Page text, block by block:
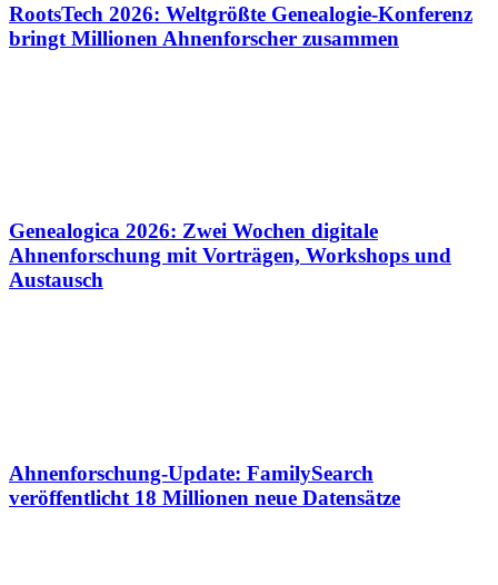
RootsTech 2026: Weltgrößte Genealogie-Konferenz
bringt Millionen Ahnenforscher zusammen
Genealogica 2026: Zwei Wochen digitale
Ahnenforschung mit Vorträgen, Workshops und
Austausch
Ahnenforschung-Update: FamilySearch
veröffentlicht 18 Millionen neue Datensätze